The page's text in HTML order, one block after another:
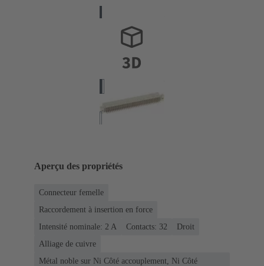
Aperçu des propriétés
Connecteur femelle
Raccordement à insertion en force
Intensité nominale: ‌2 A
Contacts: 32
Droit
Alliage de cuivre
Métal noble sur Ni Côté accouplement, Ni Côté